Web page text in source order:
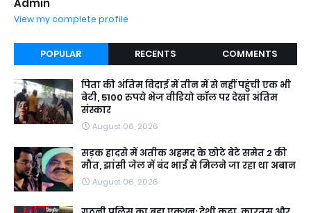
View my complete profile
POPULAR RECENTS COMMENTS
पिता की अंतिम विदाई में तीन में से नहीं पहुंची एक भी
बेटी, 5100 रुपये भेज वीडियो कॉल पर देखा अंतिम
संस्कार
August 06, 2026
सड़क हादसे में अतीक अहमद के छोटे बेटे समेत 2 की
मौत, झांसी जेल में बंद भाई से मिलने जा रहा था अबान
August 06, 2026